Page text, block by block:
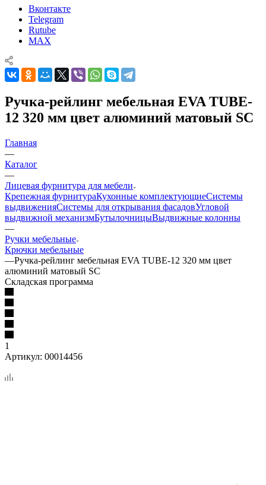
Вконтакте
Telegram
Rutube
MAX
Ручка-рейлинг мебельная EVA TUBE-
12 320 мм цвет алюминий матовый SC
Главная
—
Каталог
—
Лицевая фурнитура для мебели
Крепежная фурнитураКухонные комплектующиеСистемы
выдвиженияСистемы для открывания фасадовУгловой
выдвижной механизмБутылочницыВыдвижные колонны
—
Ручки мебельные
Крючки мебельные
—Ручка-рейлинг мебельная EVA TUBE-12 320 мм цвет
алюминий матовый SC
Складская программа
1
Артикул: 00014456